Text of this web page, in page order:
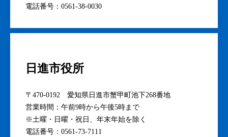
電話番号：0561-38-0030
日進市役所
〒470-0192 愛知県日進市蟹甲町池下268番地
営業時間：午前9時から午後5時まで
※土曜・日曜・祝日、年末年始を除く
電話番号：0561-73-7111